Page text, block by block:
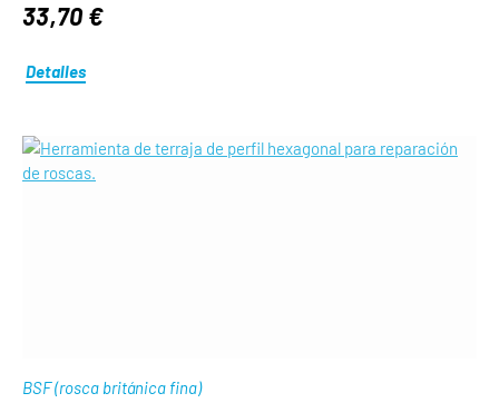
33,70 €
Detalles
BSF (rosca británica fina)